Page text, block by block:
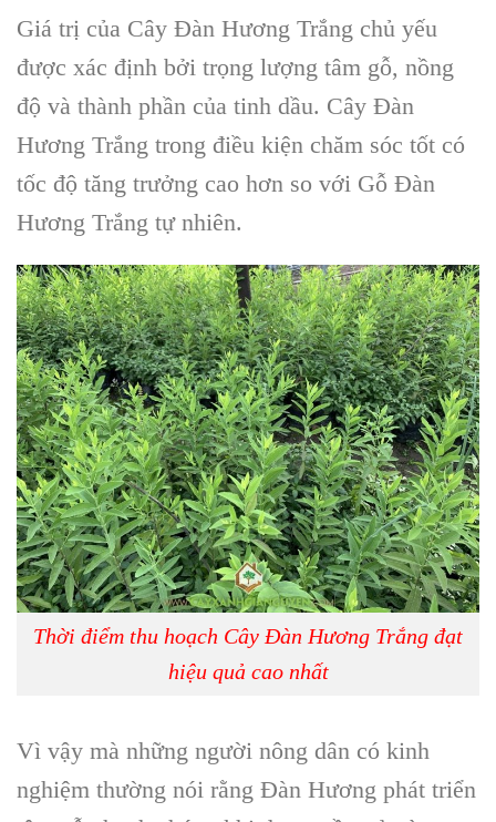
Giá trị của Cây Đàn Hương Trắng chủ yếu
được xác định bởi trọng lượng tâm gỗ, nồng
độ và thành phần của tinh dầu. Cây Đàn
Hương Trắng trong điều kiện chăm sóc tốt có
tốc độ tăng trưởng cao hơn so với Gỗ Đàn
Hương Trắng tự nhiên.
Thời điểm thu hoạch Cây Đàn Hương Trắng đạt
hiệu quả cao nhất
Vì vậy mà những người nông dân có kinh
nghiệm thường nói rằng Đàn Hương phát triển